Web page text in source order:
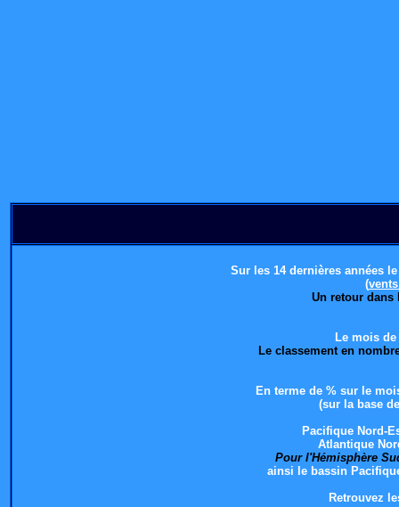
Sur les 14 dernières années
(
Un retour dans
Le mois de
Le classement en
En terme de % sur le
(sur la base
Pacifique Nord-
Atlantique
Pour l'Hémisphère
ainsi le bassin
Retrouvez